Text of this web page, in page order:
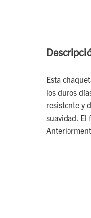
Esta
los duros
resistente y
suavidad. El